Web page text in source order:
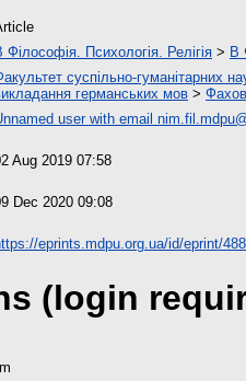
Філософія. Психологія. Релігія > B
суспільно-гуманітарних
германських мов >
user with email
Aug 2019 07:58
Dec 2020 09:08
eprints.mdpu.org.ua/id/eprint/
(login